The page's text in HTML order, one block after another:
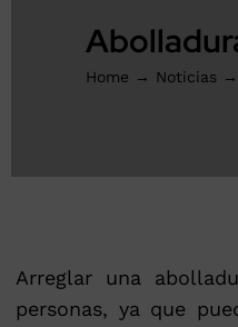
Home Noticias
Arreglar una
personas, ya que